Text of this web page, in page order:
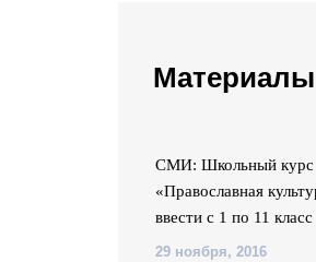
СМИ: Школьный курс
«Православная
ввести с 1 по 11 класс
29 ноября, 2016